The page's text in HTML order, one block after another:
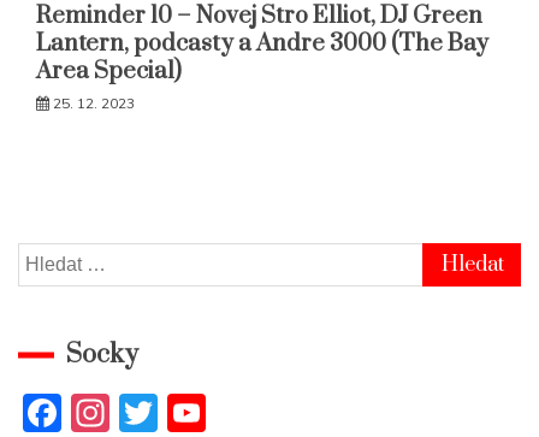
Reminder 10 – Novej Stro Elliot, DJ Green
Lantern, podcasty a Andre 3000 (The Bay
Area Special)
25. 12. 2023
Vyhledávání
Socky
F
In T